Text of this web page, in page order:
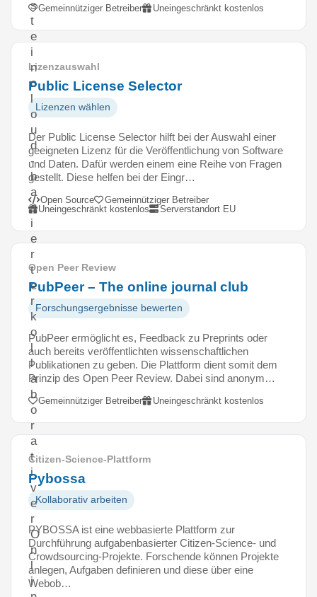
s
t
e
i
n
c
l
o
u
d
-
b
a
s
i
e
r
t
e
r
k
o
l
l
a
b
o
r
a
t
i
v
e
r
O
n
l
i
Gemeinnütziger Betreiber Uneingeschränkt kostenlos
Lizenzauswahl
Public License Selector
Lizenzen wählen
Der Public License Selector hilft bei der Auswahl einer
geeigneten Lizenz für die Veröffentlichung von Software
und Daten. Dafür werden einem eine Reihe von Fragen
gestellt. Diese helfen bei der Eingr…
Open Source
Gemeinnütziger Betreiber
Uneingeschränkt kostenlos
Serverstandort EU
Open Peer Review
PubPeer – The online journal club
Forschungsergebnisse bewerten
PubPeer ermöglicht es, Feedback zu Preprints oder
auch bereits veröffentlichten wissenschaftlichen
Publikationen zu geben. Die Plattform dient somit dem
Prinzip des Open Peer Review. Dabei sind anonym…
Gemeinnütziger Betreiber Uneingeschränkt kostenlos
Citizen-Science-Plattform
Pybossa
Kollaborativ arbeiten
PYBOSSA ist eine webbasierte Plattform zur
Durchführung aufgabenbasierter Citizen-Science- und
Crowdsourcing-Projekte. Forschende können Projekte
anlegen, Aufgaben definieren und diese über eine
Webob…